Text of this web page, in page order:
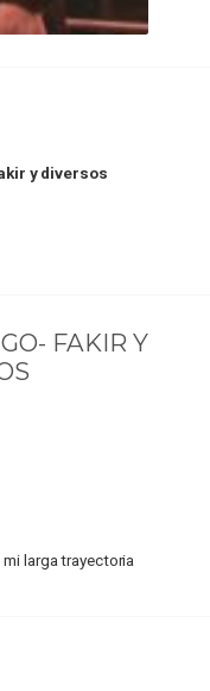
y diversos
FAKIR Y
mi larga trayectoria